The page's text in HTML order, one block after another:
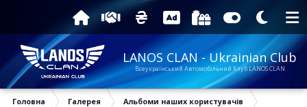
LANOS CLAN - Ukrainian Club
Всеукраїнський Автомобільний Клуб LANOS CLAN
Головна Галерея Альбоми наших користувачів